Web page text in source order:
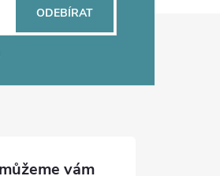
ODEBÍRAT